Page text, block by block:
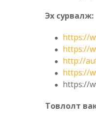
Эх сурвалж:
https://
https://
http://
https://
https://
Товлолт